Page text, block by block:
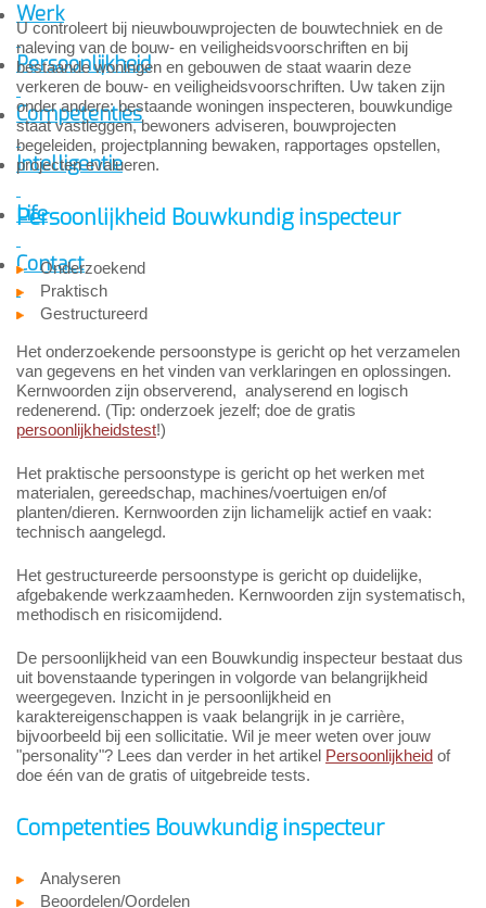
Werk
Persoonlijkheid
Competenties
Intelligentie
Life
Contact
U controleert bij nieuwbouwprojecten de bouwtechniek en de
naleving van de bouw- en veiligheidsvoorschriften en bij
bestaande woningen en gebouwen de staat waarin deze
verkeren de bouw- en veiligheidsvoorschriften. Uw taken zijn
onder andere: bestaande woningen inspecteren, bouwkundige
staat vastleggen, bewoners adviseren, bouwprojecten
begeleiden, projectplanning bewaken, rapportages opstellen,
projecten evalueren.
Persoonlijkheid Bouwkundig inspecteur
Onderzoekend
Praktisch
Gestructureerd
Het onderzoekende persoonstype is gericht op het verzamelen
van gegevens en het vinden van verklaringen en oplossingen.
Kernwoorden zijn observerend, analyserend en logisch
redenerend. (Tip: onderzoek jezelf; doe de gratis
persoonlijkheidstest!)
Het praktische persoonstype is gericht op het werken met
materialen, gereedschap, machines/voertuigen en/of
planten/dieren. Kernwoorden zijn lichamelijk actief en vaak:
technisch aangelegd.
Het gestructureerde persoonstype is gericht op duidelijke,
afgebakende werkzaamheden. Kernwoorden zijn systematisch,
methodisch en risicomijdend.
De persoonlijkheid van een Bouwkundig inspecteur bestaat dus
uit bovenstaande typeringen in volgorde van belangrijkheid
weergegeven. Inzicht in je persoonlijkheid en
karaktereigenschappen is vaak belangrijk in je carrière,
bijvoorbeeld bij een sollicitatie. Wil je meer weten over jouw
"personality"? Lees dan verder in het artikel Persoonlijkheid of
doe één van de gratis of uitgebreide tests.
Competenties Bouwkundig inspecteur
Analyseren
Beoordelen/Oordelen